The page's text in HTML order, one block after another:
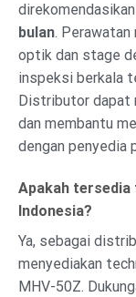
bulan. Perawatan
optik dan stage
inspeksi berkala
Distributor dapat
dan membantu
dengan penyedia
Apakah
Indonesia?
Ya, sebagai
menyediakan
MHV-50Z.